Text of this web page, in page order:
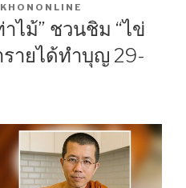
ไม้” ชวนชิม “ไข่
รายได้ทำบุญ 29-